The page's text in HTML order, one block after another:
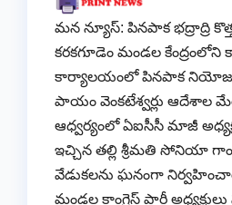
మన న్యూస్: పినపాక భద్రాద్రి
కరకగూడెం మండల కేంద్రంలోని
కార్యాలయంలో పినపాక
పాయం వెంకటేశ్వర్లు ఆదేశాల
ఆధ్వర్యంలో ఏఐసీసీ మాజీ
ఇచ్చిన తల్లి శ్రీమతి సోనియా
వేడుకలను ఘనంగా
మండల కాంగ్రెస్ పార్టీ